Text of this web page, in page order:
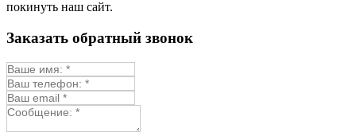
покинуть наш сайт.
Заказать обратный звонок